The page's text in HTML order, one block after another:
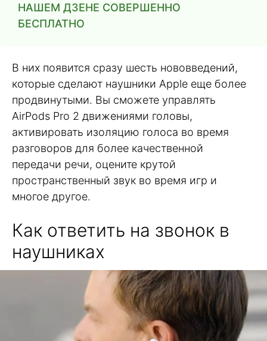
НАШЕМ ДЗЕНЕ СОВЕРШЕННО
БЕСПЛАТНО
В них появится сразу шесть нововведений,
которые сделают наушники Apple еще более
продвинутыми. Вы сможете управлять
AirPods Pro 2 движениями головы,
активировать изоляцию голоса во время
разговоров для более качественной
передачи речи, оцените крутой
пространственный звук во время игр и
многое другое.
Как ответить на звонок в
наушниках